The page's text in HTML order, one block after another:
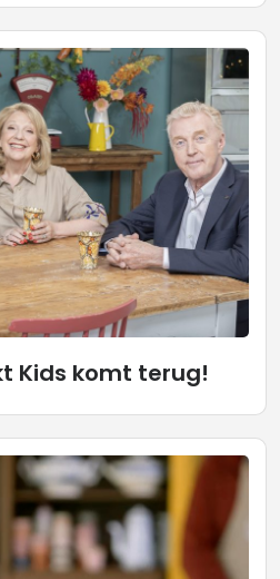
Kids komt terug!